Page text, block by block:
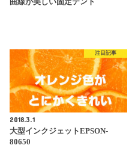
曲線が美しい固定テント
注目記事
2018.3.1
大型インクジェットEPSON-
80650